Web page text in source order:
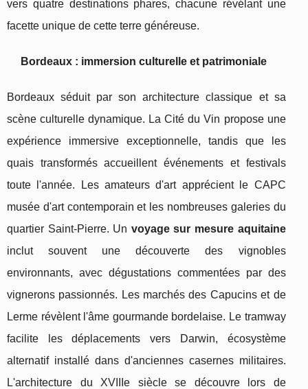
vers quatre destinations phares, chacune révélant une
facette unique de cette terre généreuse.
Bordeaux : immersion culturelle et patrimoniale
Bordeaux séduit par son architecture classique et sa
scène culturelle dynamique. La Cité du Vin propose une
expérience immersive exceptionnelle, tandis que les
quais transformés accueillent événements et festivals
toute l'année. Les amateurs d'art apprécient le CAPC
musée d'art contemporain et les nombreuses galeries du
quartier Saint-Pierre. Un voyage sur mesure aquitaine
inclut souvent une découverte des vignobles
environnants, avec dégustations commentées par des
vignerons passionnés. Les marchés des Capucins et de
Lerme révèlent l'âme gourmande bordelaise. Le tramway
facilite les déplacements vers Darwin, écosystème
alternatif installé dans d'anciennes casernes militaires.
L'architecture du XVIIIe siècle se découvre lors de